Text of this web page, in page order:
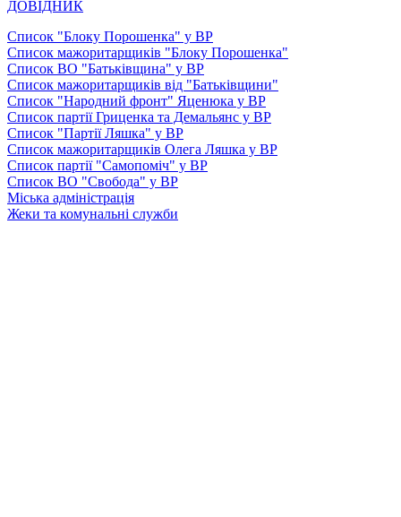
ДОВІДНИК
Список "Блоку Порошенка" у ВР
Список мажоритарщиків "Блоку Порошенка"
Список ВО "Батьківщина" у ВР
Список мажоритарщиків від "Батьківщини"
Список "Народний фронт" Яценюка у ВР
Список партії Гриценка та Демальянс у ВР
Список "Партії Ляшка" у ВР
Список мажоритарщиків Олега Ляшка у ВР
Список партії "Самопоміч" у ВР
Список ВО "Свобода" у ВР
Міська адміністрація
Жеки та комунальні служби